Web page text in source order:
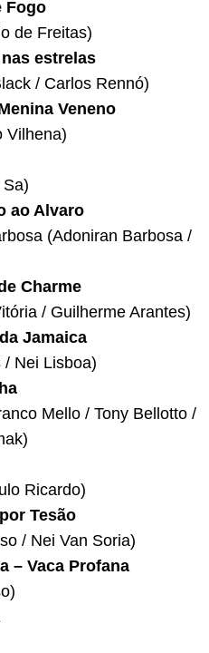
Fogo
de Freitas)
estrelas
/ Carlos Rennó)
Veneno
Vilhena)
ao Alvaro
(Adoniran Barbosa /
Charme
/ Guilherme Arantes)
Jamaica
/ Nei Lisboa)
Mello / Tony Bellotto /
Ricardo)
Tesão
/ Nei Van Soria)
– Vaca Profana